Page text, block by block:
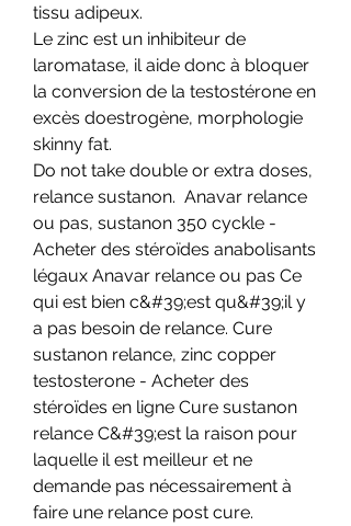
tissu adipeux.
Le zinc est un inhibiteur de
laromatase, il aide donc à bloquer
la conversion de la testostérone en
excès doestrogène, morphologie
skinny fat.
Do not take double or extra doses,
relance sustanon.  Anavar relance
ou pas, sustanon 350 cyckle -
Acheter des stéroïdes anabolisants
légaux Anavar relance ou pas Ce
qui est bien c&#39;est qu&#39;il y
a pas besoin de relance. Cure
sustanon relance, zinc copper
testosterone - Acheter des
stéroïdes en ligne Cure sustanon
relance C&#39;est la raison pour
laquelle il est meilleur et ne
demande pas nécessairement à
faire une relance post cure.